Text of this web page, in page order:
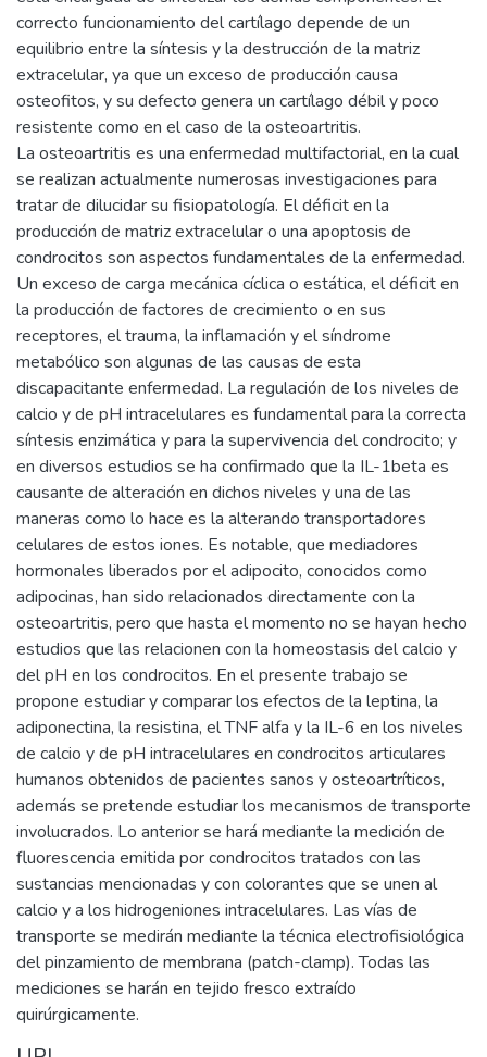
correcto funcionamiento del cartílago depende de un
equilibrio entre la síntesis y la destrucción de la matriz
extracelular, ya que un exceso de producción causa
osteofitos, y su defecto genera un cartílago débil y poco
resistente como en el caso de la osteoartritis.
La osteoartritis es una enfermedad multifactorial, en la cual
se realizan actualmente numerosas investigaciones para
tratar de dilucidar su fisiopatología. El déficit en la
producción de matriz extracelular o una apoptosis de
condrocitos son aspectos fundamentales de la enfermedad.
Un exceso de carga mecánica cíclica o estática, el déficit en
la producción de factores de crecimiento o en sus
receptores, el trauma, la inflamación y el síndrome
metabólico son algunas de las causas de esta
discapacitante enfermedad. La regulación de los niveles de
calcio y de pH intracelulares es fundamental para la correcta
síntesis enzimática y para la supervivencia del condrocito; y
en diversos estudios se ha confirmado que la IL-1beta es
causante de alteración en dichos niveles y una de las
maneras como lo hace es la alterando transportadores
celulares de estos iones. Es notable, que mediadores
hormonales liberados por el adipocito, conocidos como
adipocinas, han sido relacionados directamente con la
osteoartritis, pero que hasta el momento no se hayan hecho
estudios que las relacionen con la homeostasis del calcio y
del pH en los condrocitos. En el presente trabajo se
propone estudiar y comparar los efectos de la leptina, la
adiponectina, la resistina, el TNF alfa y la IL-6 en los niveles
de calcio y de pH intracelulares en condrocitos articulares
humanos obtenidos de pacientes sanos y osteoartríticos,
además se pretende estudiar los mecanismos de transporte
involucrados. Lo anterior se hará mediante la medición de
fluorescencia emitida por condrocitos tratados con las
sustancias mencionadas y con colorantes que se unen al
calcio y a los hidrogeniones intracelulares. Las vías de
transporte se medirán mediante la técnica electrofisiológica
del pinzamiento de membrana (patch-clamp). Todas las
mediciones se harán en tejido fresco extraído
quirúrgicamente.